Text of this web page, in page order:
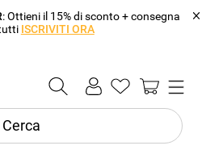
: Ottieni il 15% di sconto + consegna
ISCRIVITI ORA
Cerca